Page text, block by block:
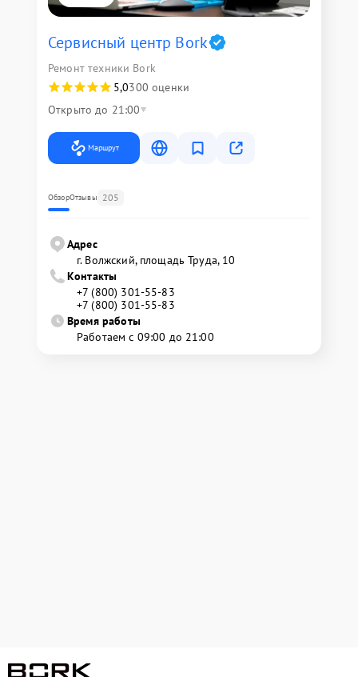
Сервисный центр Bork
Ремонт техники Bork
5,0300 оценки
Открыто до 21:00
Маршрут
ОбзорОтзывы 205
Адрес
г. Волжский, площадь Труда, 10
Контакты
+7 (800) 301-55-83
+7 (800) 301-55-83
Время работы
Работаем с 09:00 до 21:00